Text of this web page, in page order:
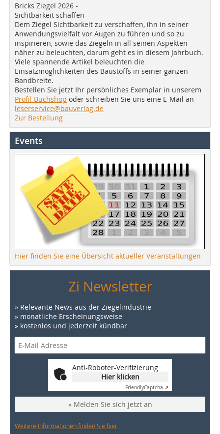
Bricks Ziegel 2026 -
Sichtbarkeit schaffen
Dem Ziegel Sichtbarkeit zu verschaffen, ihn in seiner
Anwendungsvielfalt vor Augen zu führen und so zu
inspirieren, sowie das Ziegeln in all seinen Aspekten
näher zu beleuchten, darum geht es in diesem Jahrbuch.
Viele spannende Artikel beleuchten die
Einsatzmöglichkeiten des Baustoffs in seiner ganzen
Bandbreite.
Bestellen Sie jetzt Ihr persönliches Exemplar in unserem
Profil-Buchshop oder schreiben Sie uns eine E-Mail an
leserservice@bauverlag.de
Zur Bestellung
Events
Hier finden Sie eine Übersicht aktueller Veranstaltungen
Zi Newsletter
» Relevante News aus der Ziegelindustrie
» monatliche Erscheinungsweise
» kostenlos und jederzeit kündbar
Anti-Roboter-Verifizierung
Hier klicken
FriendlyCaptcha ⇗
» Melden Sie sich jetzt an
Weitere Informationen finden Sie hier